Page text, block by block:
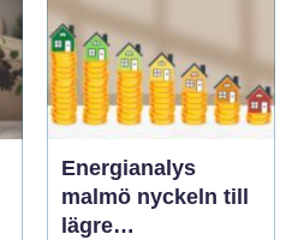
Energianalys
malmö nyckeln till
lägre